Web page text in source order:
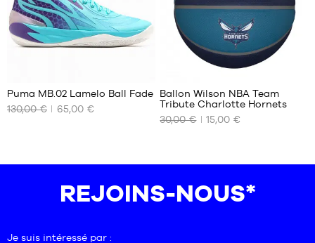
5-6
ans
110-
NOS
Puma MB.02 Lamelo Ball Fade
130,00 €
65,00 €
NOS
TAILLES
Ballon Wilson NBA Team
Tribute Charlotte Hornets
30,00 €
15,00 €
REJOINS-NOUS*
Je suis intéressé par :